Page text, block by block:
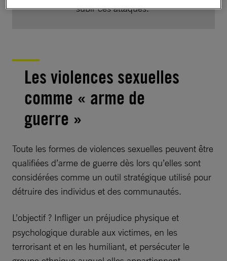
subir ces attaques.
Les violences sexuelles
comme « arme de
guerre »
Toute les formes de violences sexuelles peuvent être
qualifiées d’arme de guerre dès lors qu’elles sont
considérées comme un outil stratégique utilisé pour
détruire des individus et des communautés.
L’objectif ? Infliger un préjudice physique et
psychologique durable aux victimes, en les
terrorisant et en les humiliant, et persécuter le